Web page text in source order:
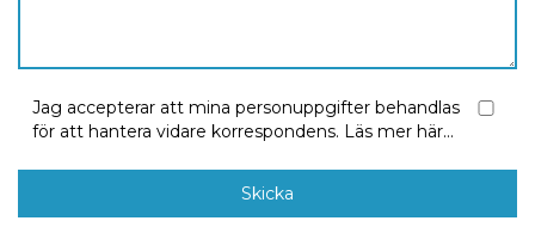
Jag accepterar att mina personuppgifter behandlas
för att hantera vidare korrespondens. Läs mer här...